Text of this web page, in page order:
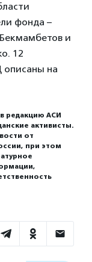
фонда –
и
12
описаны на
в редакцию АСИ
активисты.
от
при этом